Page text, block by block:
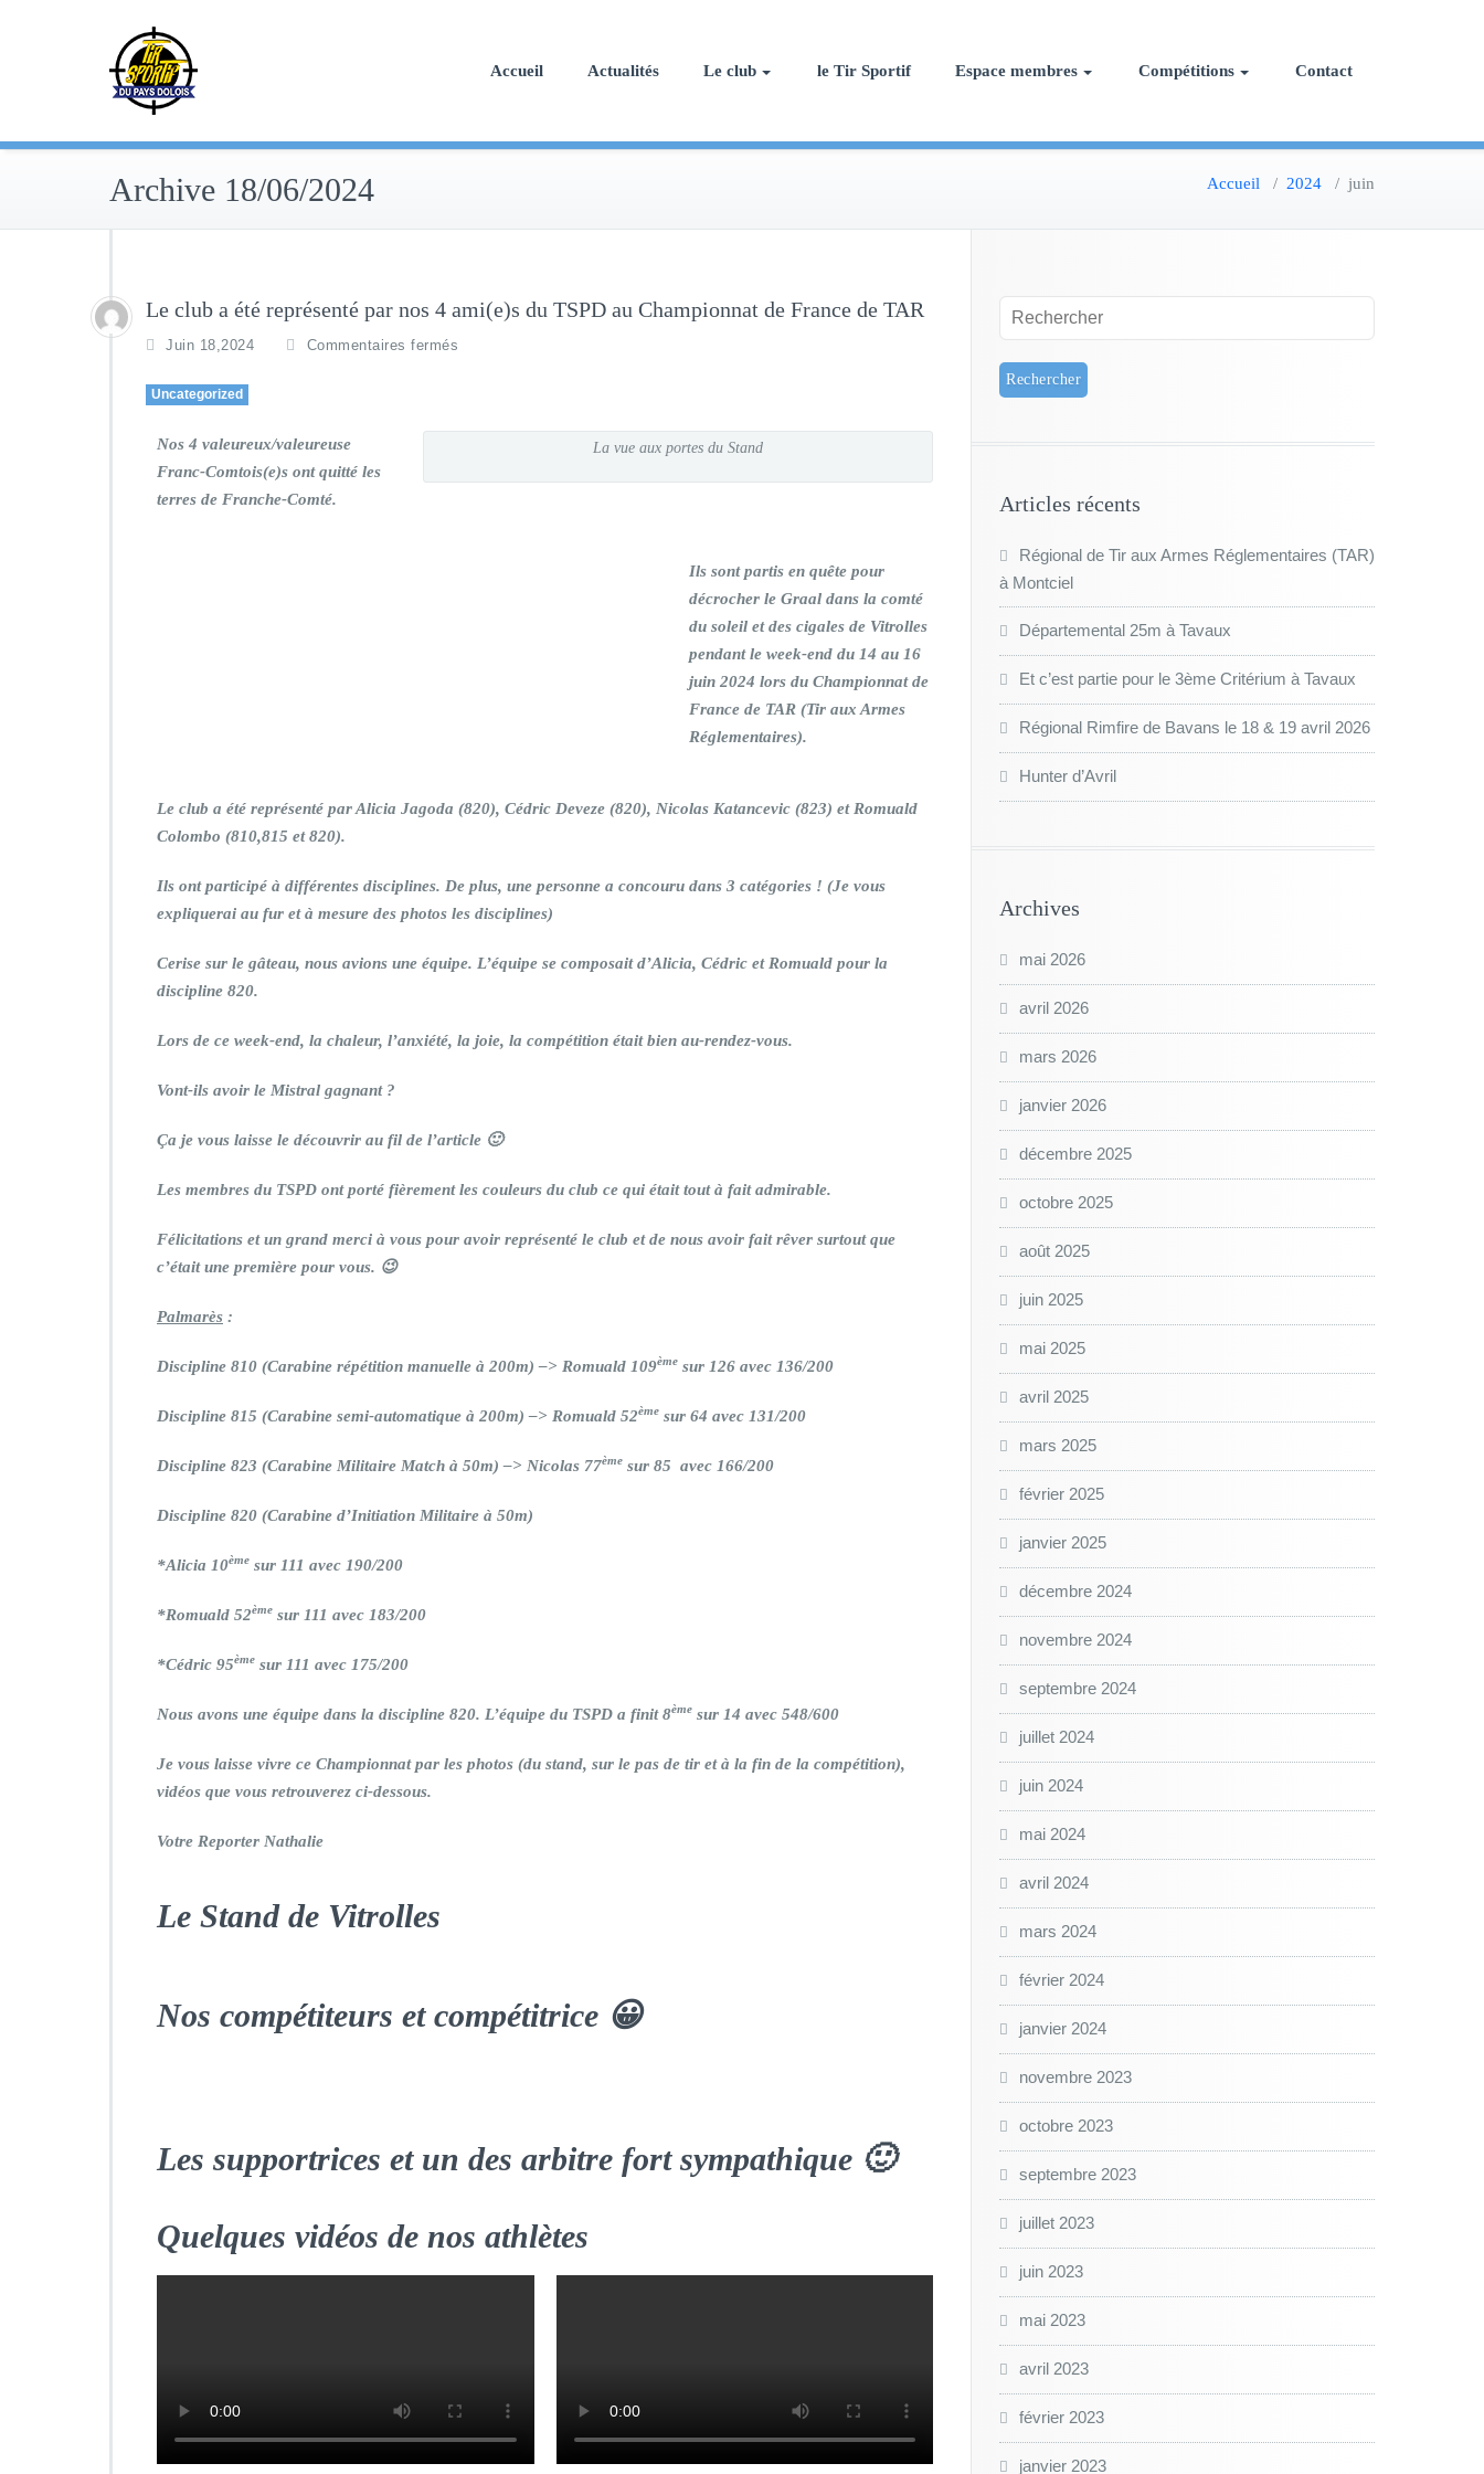
Accueil Actualités Le club le Tir Sportif Espace membres Compétitions Contact
Archive 18/06/2024 Accueil / 2024 / juin
Le club a été représenté par nos 4 ami(e)s du TSPD au Championnat de France de TAR
Juin 18,2024 Commentaires fermés
Uncategorized
Nos 4 valeureux/valeureuse
Franc-Comtois(e)s ont quitté les
terres de Franche-Comté.
La vue aux portes du Stand
Ils sont partis en quête pour
décrocher le Graal dans la comté
du soleil et des cigales de Vitrolles
pendant le week-end du 14 au 16
juin 2024 lors du Championnat de
France de TAR (Tir aux Armes
Réglementaires).
Le club a été représenté par Alicia Jagoda (820), Cédric Deveze (820), Nicolas Katancevic (823) et Romuald
Colombo (810,815 et 820).
Ils ont participé à différentes disciplines. De plus, une personne a concouru dans 3 catégories ! (Je vous
expliquerai au fur et à mesure des photos les disciplines)
Cerise sur le gâteau, nous avions une équipe. L’équipe se composait d’Alicia, Cédric et Romuald pour la
discipline 820.
Lors de ce week-end, la chaleur, l’anxiété, la joie, la compétition était bien au-rendez-vous.
Vont-ils avoir le Mistral gagnant ?
Ça je vous laisse le découvrir au fil de l’article 🙂
Les membres du TSPD ont porté fièrement les couleurs du club ce qui était tout à fait admirable.
Félicitations et un grand merci à vous pour avoir représenté le club et de nous avoir fait rêver surtout que
c’était une première pour vous. 😉
Palmarès :
Discipline 810 (Carabine répétition manuelle à 200m) –> Romuald 109ème sur 126 avec 136/200
Discipline 815 (Carabine semi-automatique à 200m) –> Romuald 52ème sur 64 avec 131/200
Discipline 823 (Carabine Militaire Match à 50m) –> Nicolas 77ème sur 85 avec 166/200
Discipline 820 (Carabine d’Initiation Militaire à 50m)
*Alicia 10ème sur 111 avec 190/200
*Romuald 52ème sur 111 avec 183/200
*Cédric 95ème sur 111 avec 175/200
Nous avons une équipe dans la discipline 820. L’équipe du TSPD a finit 8ème sur 14 avec 548/600
Je vous laisse vivre ce Championnat par les photos (du stand, sur le pas de tir et à la fin de la compétition),
vidéos que vous retrouverez ci-dessous.
Votre Reporter Nathalie
Le Stand de Vitrolles
Nos compétiteurs et compétitrice 😀
Les supportrices et un des arbitre fort sympathique 🙂
Quelques vidéos de nos athlètes
Articles récents
Régional de Tir aux Armes Réglementaires (TAR)
à Montciel
Départemental 25m à Tavaux
Et c’est partie pour le 3ème Critérium à Tavaux
Régional Rimfire de Bavans le 18 & 19 avril 2026
Hunter d’Avril
Archives
mai 2026
avril 2026
mars 2026
janvier 2026
décembre 2025
octobre 2025
août 2025
juin 2025
mai 2025
avril 2025
mars 2025
février 2025
janvier 2025
décembre 2024
novembre 2024
septembre 2024
juillet 2024
juin 2024
mai 2024
avril 2024
mars 2024
février 2024
janvier 2024
novembre 2023
octobre 2023
septembre 2023
juillet 2023
juin 2023
mai 2023
avril 2023
février 2023
janvier 2023